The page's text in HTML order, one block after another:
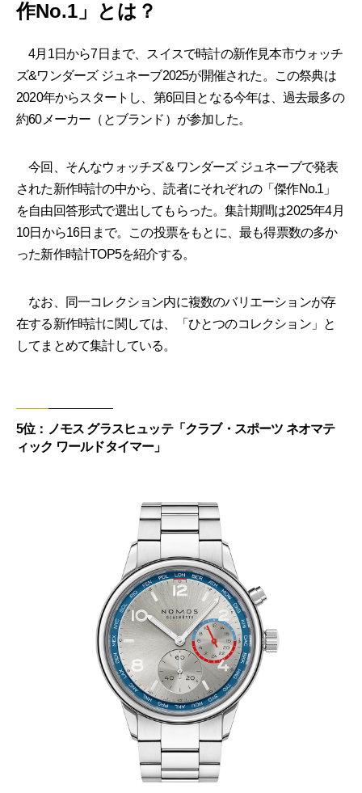
作No.1」とは？
4月1日から7日まで、スイスで時計の新作見本市ウォッチ
ズ&ワンダーズ ジュネーブ2025が開催された。この祭典は
2020年からスタートし、第6回目となる今年は、過去最多の
約60メーカー（とブランド）が参加した。
今回、そんなウォッチズ＆ワンダーズ ジュネーブで発表
された新作時計の中から、読者にそれぞれの「傑作No.1」
を自由回答形式で選出してもらった。集計期間は2025年4月
10日から16日まで。この投票をもとに、最も得票数の多か
った新作時計TOP5を紹介する。
なお、同一コレクション内に複数のバリエーションが存
在する新作時計に関しては、「ひとつのコレクション」と
してまとめて集計している。
5位：ノモス グラスヒュッテ「クラブ・スポーツ ネオマテ
ィック ワールドタイマー」